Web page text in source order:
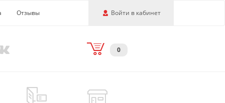
Отзывы Войти в кабинет
0